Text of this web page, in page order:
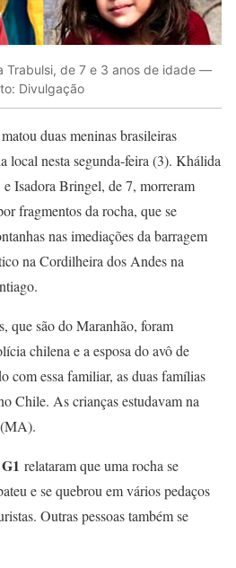
Trabulsi, de 7 e 3 anos de idade —
Divulgação
duas meninas brasileiras
local nesta segunda-feira (3). Khálida
Isadora Bringel, de 7, morreram
fragmentos da rocha, que se
nas imediações da barragem
na Cordilheira dos Andes na
que são do Maranhão, foram
chilena e a esposa do avô de
com essa familiar, as duas famílias
Chile. As crianças estudavam na
(MA).
G1 relataram que uma rocha se
e se quebrou em vários pedaços
Outras pessoas também se